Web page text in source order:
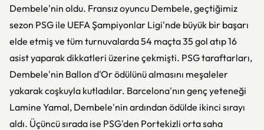
Dembele'nin oldu. Fransız oyuncu Dembele, geçtiğimiz
sezon PSG ile UEFA Şampiyonlar Ligi'nde büyük bir başarı
elde etmiş ve tüm turnuvalarda 54 maçta 35 gol atıp 16
asist yaparak dikkatleri üzerine çekmişti. PSG taraftarları,
Dembele'nin Ballon d'Or ödülünü almasını meşaleler
yakarak coşkuyla kutladılar. Barcelona'nın genç yeteneği
Lamine Yamal, Dembele'nin ardından ödülde ikinci sırayı
aldı. Üçüncü sırada ise PSG'den Portekizli orta saha